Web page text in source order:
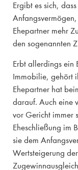
Ergibt es sich,
Ehepartner mehr
den sogenannten
Erbt allerdings ein
Immobilie, gehört
Ehepartner hat
darauf. Auch eine
vor Gericht immer
Eheschließung im
sie dem
Wertsteigerung